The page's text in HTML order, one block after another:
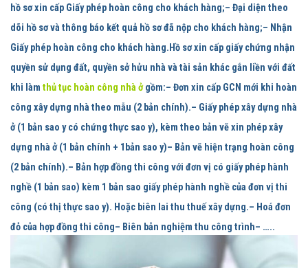
hồ sơ xin cấp Giấy phép hoàn công cho khách hàng;– Đại diện theo
dõi hồ sơ và thông báo kết quả hồ sơ đã nộp cho khách hàng;– Nhận
Giấy phép hoàn công cho khách hàng. Hồ sơ xin cấp giấy chứng nhận
quyền sử dụng đất, quyền sở hửu nhà và tài sản khác gắn liền với đất
khi làm thủ tục hoàn công nhà ởgồm:– Đơn xin cấp GCN mới khi hoàn
công xây dựng nhà theo mẫu (2 bản chính).– Giấy phép xây dựng nhà
ở (1 bản sao y có chứng thực sao y), kèm theo bản vẽ xin phép xây
dựng nhà ở (1 bản chính + 1bản sao y)– Bản vẽ hiện trạng hoàn công
(2 bản chính).– Bản hợp đồng thi công với đơn vị có giấy phép hành
nghề (1 bản sao) kèm 1 bản sao giấy phép hành nghề của đơn vị thi
công (có thị thực sao y). Hoặc biên lai thu thuế xây dựng.– Hoá đơn
đỏ của hợp đồng thi công– Biên bản nghiệm thu công trình– …..